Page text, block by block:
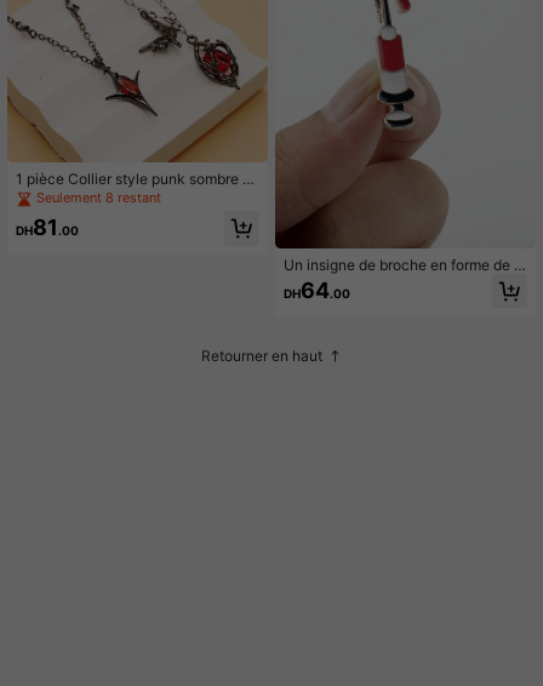
1 pièce Collier style punk sombre p
our hommes avec corbeau et cœur
en cage, pendentif croix géométriqu
e en rubis, accessoire streetwear p
Seulement 8 restant
DH81.00
Un insigne de broche en forme de s
eringue pour équipement médical cr
éatif pour hommes, accessoire pers
DH64.00
Retourner en haut